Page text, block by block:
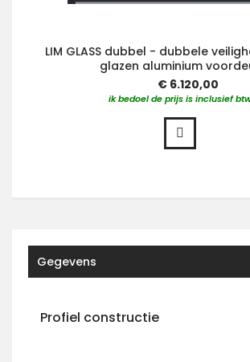
LIM GLASS dubbel - dubbele
glazen aluminium
€ 6.120,00
ik bedoel de prijs is inclusief
Gegevens